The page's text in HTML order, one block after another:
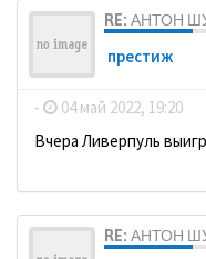
RE: АНТОН
престиж
- 04 май 2022, 19:20
Вчера Ливерпуль
RE: АНТОН